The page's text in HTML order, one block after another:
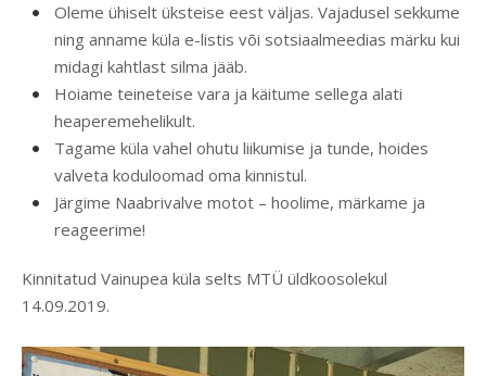
Oleme ühiselt üksteise eest väljas. Vajadusel sekkume
ning anname küla e-listis või sotsiaalmeedias märku kui
midagi kahtlast silma jääb.
Hoiame teineteise vara ja käitume sellega alati
heaperemehelikult.
Tagame küla vahel ohutu liikumise ja tunde, hoides
valveta koduloomad oma kinnistul.
Järgime Naabrivalve motot – hoolime, märkame ja
reageerime!
Kinnitatud Vainupea küla selts MTÜ üldkoosolekul
14.09.2019.